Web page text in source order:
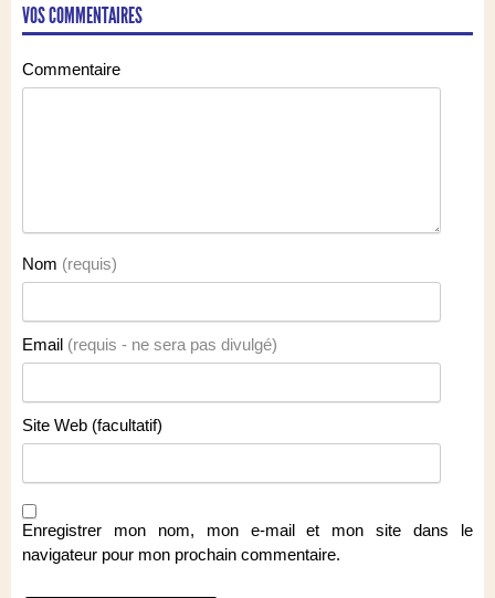
VOS COMMENTAIRES
Commentaire
Nom (requis)
Email (requis - ne sera pas divulgé)
Site Web (facultatif)
Enregistrer mon nom, mon e-mail et mon site dans le
navigateur pour mon prochain commentaire.